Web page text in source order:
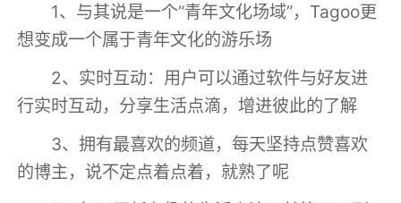
1、与其说是一个“青年文化场域”，Tagoo更
想变成一个属于青年文化的游乐场
2、实时互动：用户可以通过软件与好友进
行实时互动，分享生活点滴，增进彼此的了解
3、拥有最喜欢的频道，每天坚持点赞喜欢
的博主，说不定点着点着，就熟了呢